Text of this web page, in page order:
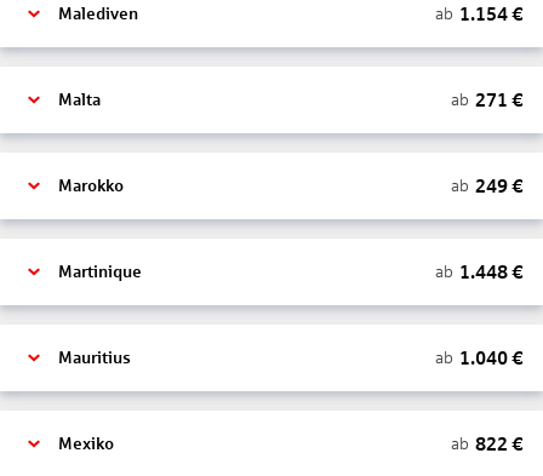
Malediven ab 1.154€
Malta ab 271 €
Marokko ab 249€
Martinique ab 1.448€
Mauritius ab 1.040€
Mexiko ab 822 €